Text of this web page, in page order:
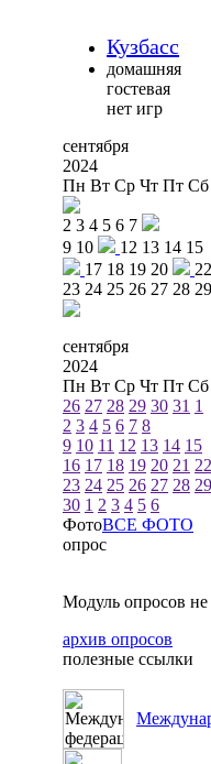
Кузбасс
домашняя
гостевая
нет игр
сентября
2024
Пн Вт Ср Чт Пт Сб
2 3 4 5 6 7
9 10 12 13 14 15
17 18 19 20
22
23 24 25 26 27 28 29
сентября
2024
Пн Вт Ср Чт Пт Сб
26 27 28 29 30 31 1
2 3 4 5 6 7 8
9 10 11 12 13 14 15
16 17 18 19 20 21 22
23 24 25 26 27 28 29
30 1 2 3 4 5 6
ФотоВСЕ ФОТО
опрос
Модуль опросов не
архив опросов
полезные ссылки